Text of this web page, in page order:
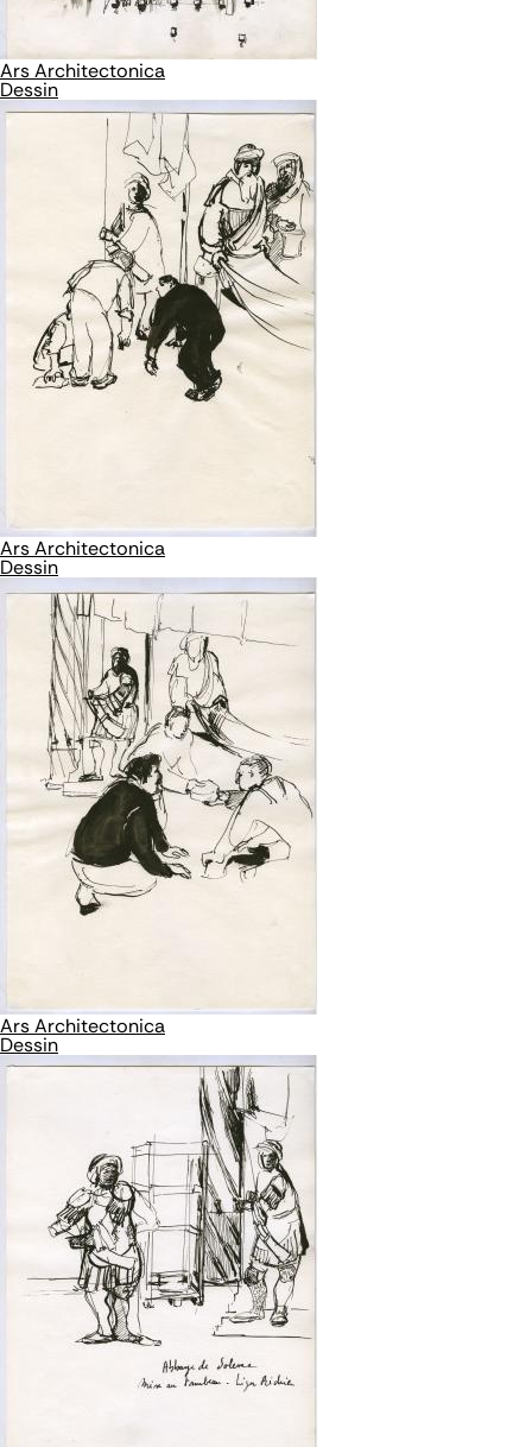
Ars Architectonica
Dessin
Ars Architectonica
Dessin
Ars Architectonica
Dessin